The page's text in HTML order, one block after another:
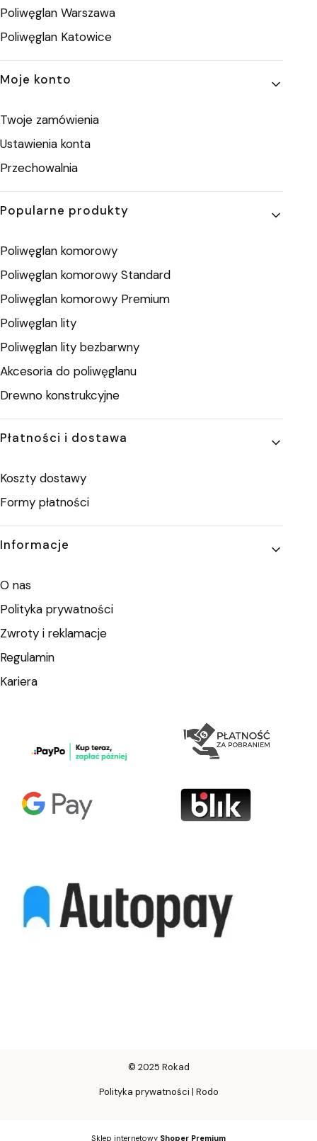
Poliwęglan Warszawa
Poliwęglan Katowice
Moje konto
Twoje zamówienia
Ustawienia konta
Przechowalnia
Popularne produkty
Poliwęglan komorowy
Poliwęglan komorowy Standard
Poliwęglan komorowy Premium
Poliwęglan lity
Poliwęglan lity bezbarwny
Akcesoria do poliwęglanu
Drewno konstrukcyjne
Płatności i dostawa
Koszty dostawy
Formy płatności
Informacje
O nas
Polityka prywatności
Zwroty i reklamacje
Regulamin
Kariera
© 2025 Rokad
Polityka prywatności | Rodo
Sklep internetowy Shoper Premium